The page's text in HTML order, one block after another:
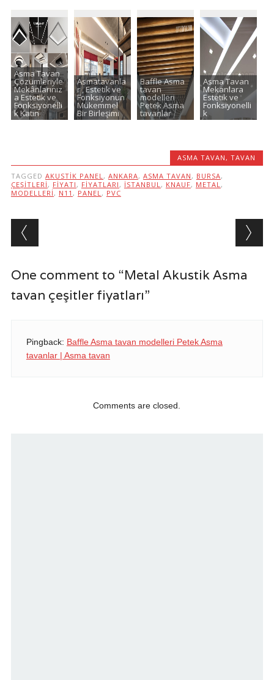
Asma Tavan
Çözümleriyle
Mekânlarınız
a Estetik ve
Fonksiyonelli
k Katın
Asmatavanla
r , Estetik ve
Fonksiyonun
Mükemmel
Bir Birleşimi
Baffle Asma
tavan
modelleri
Petek Asma
tavanlar
Asma Tavan
Mekanlara
Estetik ve
Fonksiyonelli
k
ASMA TAVAN,TAVAN
TAGGED AKUSTIK PANEL, ANKARA, ASMA TAVAN , BURSA,
ÇEŞITLERI , FIYATI , FIYATLARI , ISTANBUL, KNAUF, METAL,
MODELLERI , N11 , PANEL, PVC
Post navigation
One comment to “Metal Akustik Asma
tavan çeşitler fiyatları”
Pingback: Baffle Asma tavan modelleri Petek Asma
tavanlar | Asma tavan
Comments are closed.